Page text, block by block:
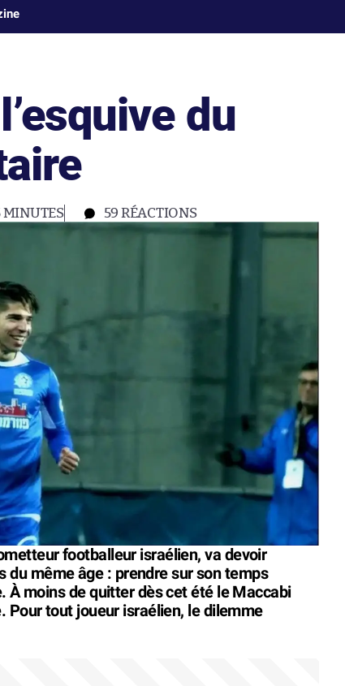
du
MINUTES 59 RÉACTIONS
footballeur israélien, va devoir
même âge : prendre sur son temps
À moins de quitter dès cet été le Maccabi
Pour tout joueur israélien, le dilemme